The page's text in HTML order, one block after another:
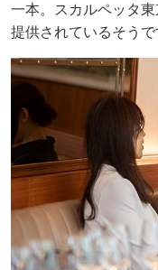
一本。スカルペッタ
提供されているそうで